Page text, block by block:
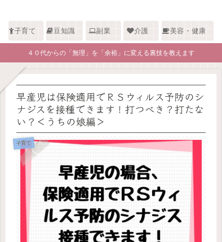
子育て 豆知識 副業 介護 美容・健康
４０代からの「無理」を「余裕」に変える裏技を教えます
早産児は保険適用でＲＳウィルス予防のシ
ナジスを接種できます！打つべき？打たな
い？＜うちの娘編＞
子育て